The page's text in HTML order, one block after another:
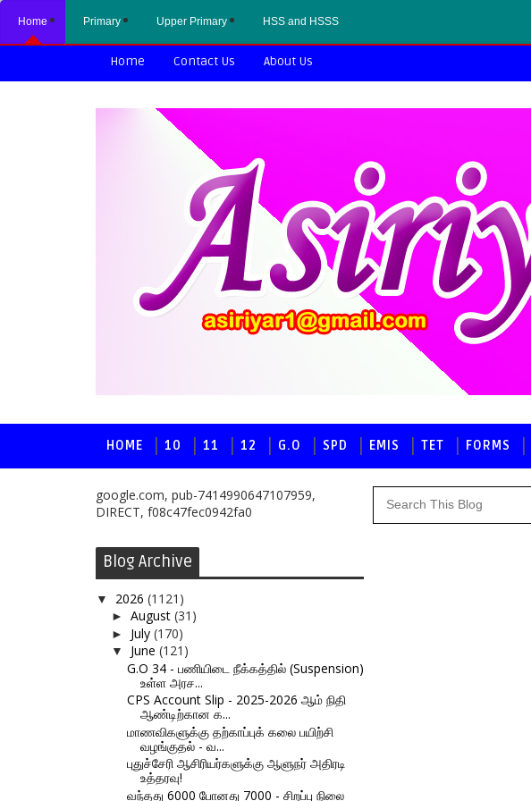
Home Primary Upper Primary HSS and HSSS
Home Contact Us About Us
HOME 10 11 12 G.O SPD EMIS TET FORMS
google.com, pub-7414990647107959,
DIRECT, f08c47fec0942fa0
Blog Archive
▼ 2026 (1121)
► August (31)
► July (170)
▼ June (121)
G.O 34 - பணியிடை நீக்கத்தில் (Suspension)
உள்ள அரச...
CPS Account Slip - 2025-2026 ஆம் நிதி
ஆண்டிற்கான க...
மாணவிகளுக்கு தற்காப்புக் கலை பயிற்சி
வழங்குதல் - வ...
புதுச்சேரி ஆசிரியர்களுக்கு ஆளுநர் அதிரடி
உத்தரவு!
வந்தது 6000 போனது 7000 - சிறப்பு நிலை